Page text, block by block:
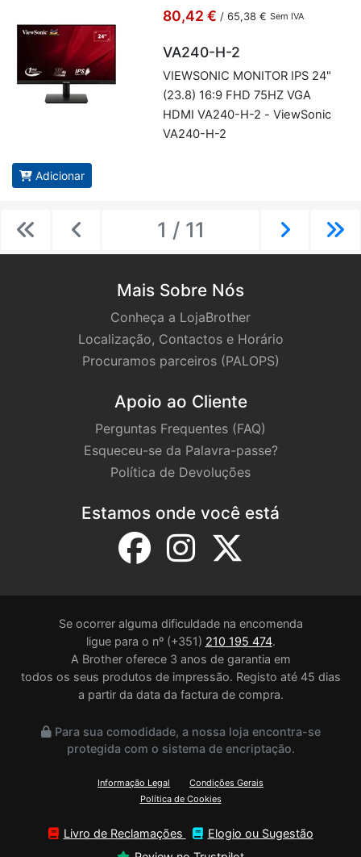
80,42 € / 65,38 € Sem IVA
VA240-H-2
VI­EW­SONIC MO­NITOR IPS 24"
(23.8) 16:9 FHD 75HZ VGA
HDMI VA240-H-2 - Vi­ew­Sonic
VA240-H-2
Adicionar
PreviousPrevious 1 / 11 Next
Mais Sobre Nós
Conheça a LojaBrother
Localização, Contactos e Horário
Procuramos parceiros (PALOPS)
Apoio ao Cliente
Perguntas Frequentes (FAQ)
Esqueceu-se da Palavra-passe?
Política de Devoluções
Estamos onde você está
Se ocorrer alguma dificuldade na encomenda
ligue para o nº (+351) 210 195 474.
A Brother oferece 3 anos de garantia em
todos os seus produtos de impressão. Registo até 45 dias
a partir da data da factura de compra.
Para sua comodidade, a nossa loja encontra-se
protegida com o sistema de encriptação.
Informação Legal
Condições Gerais
Política de Cookies
Livro de Reclamações
Elogio ou Sugestão